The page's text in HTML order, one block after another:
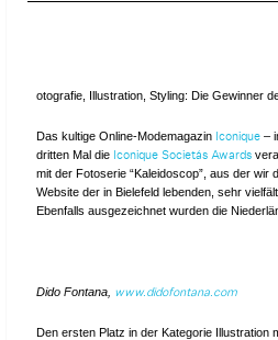
otografie, Illustration, Styling: Die Gewinner
Das kultige Online-Modemagazin Iconique–
dritten Mal die Iconique Societás Awards
mit der Fotoserie “Kaleidoscop”, aus der wir
Website der in Bielefeld lebenden, sehr
Ebenfalls ausgezeichnet wurden die
Dido Fontana, www.didofontana.com
Den ersten Platz in der Kategorie Illustration